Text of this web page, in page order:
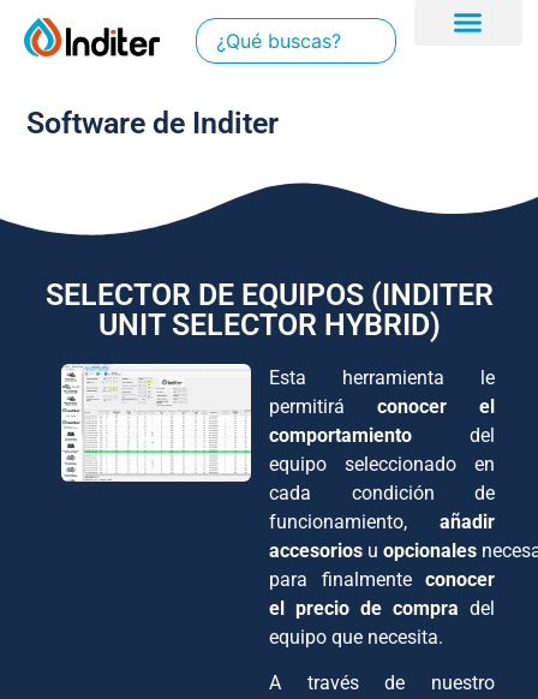
Software de Inditer
SELECTOR DE EQUIPOS (INDITER
UNIT SELECTOR HYBRID)
Esta herramienta le
permitirá conocer el
comportamiento del
equipo seleccionado en
cada condición de
funcionamiento, añadir
accesorios u opcionales
para finalmente conocer
el precio de compra del
equipo que necesita.
A través de nuestro